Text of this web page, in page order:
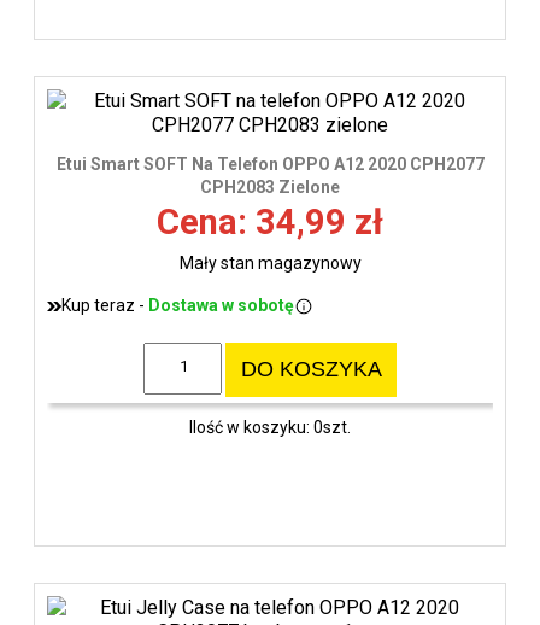
Etui Smart SOFT Na Telefon OPPO A12 2020 CPH2077
CPH2083 Zielone
Cena: 34,99 zł
Mały stan magazynowy
Kup teraz - Dostawa w sobotę
DO KOSZYKA
Ilość w koszyku: 0szt.